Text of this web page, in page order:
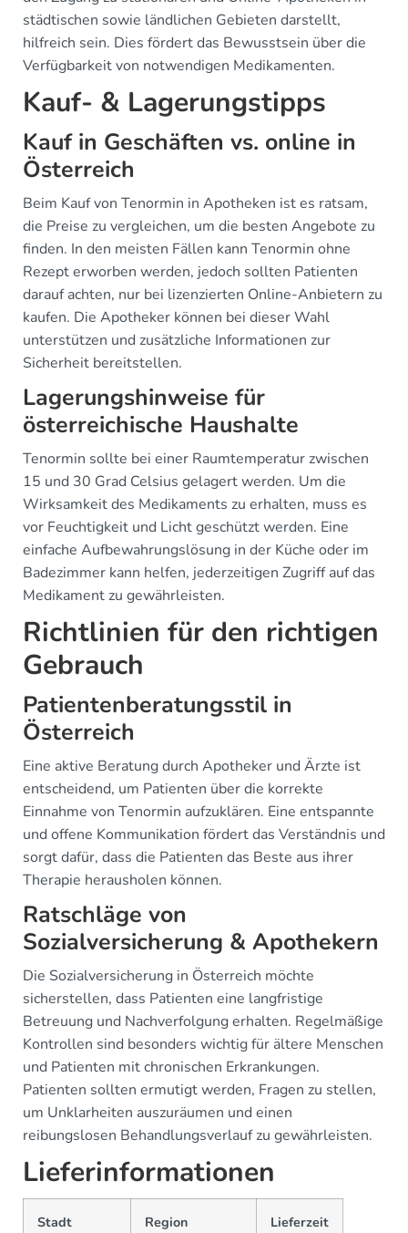
städtischen sowie ländlichen Gebieten darstellt,
hilfreich sein. Dies fördert das Bewusstsein über die
Verfügbarkeit von notwendigen Medikamenten.
Kauf- & Lagerungstipps
Kauf in Geschäften vs. online in
Österreich
Beim Kauf von Tenormin in Apotheken ist es ratsam,
die Preise zu vergleichen, um die besten Angebote zu
finden. In den meisten Fällen kann Tenormin ohne
Rezept erworben werden, jedoch sollten Patienten
darauf achten, nur bei lizenzierten Online-Anbietern zu
kaufen. Die Apotheker können bei dieser Wahl
unterstützen und zusätzliche Informationen zur
Sicherheit bereitstellen.
Lagerungshinweise für
österreichische Haushalte
Tenormin sollte bei einer Raumtemperatur zwischen
15 und 30 Grad Celsius gelagert werden. Um die
Wirksamkeit des Medikaments zu erhalten, muss es
vor Feuchtigkeit und Licht geschützt werden. Eine
einfache Aufbewahrungslösung in der Küche oder im
Badezimmer kann helfen, jederzeitigen Zugriff auf das
Medikament zu gewährleisten.
Richtlinien für den richtigen
Gebrauch
Patientenberatungsstil in
Österreich
Eine aktive Beratung durch Apotheker und Ärzte ist
entscheidend, um Patienten über die korrekte
Einnahme von Tenormin aufzuklären. Eine entspannte
und offene Kommunikation fördert das Verständnis und
sorgt dafür, dass die Patienten das Beste aus ihrer
Therapie herausholen können.
Ratschläge von
Sozialversicherung & Apothekern
Die Sozialversicherung in Österreich möchte
sicherstellen, dass Patienten eine langfristige
Betreuung und Nachverfolgung erhalten. Regelmäßige
Kontrollen sind besonders wichtig für ältere Menschen
und Patienten mit chronischen Erkrankungen.
Patienten sollten ermutigt werden, Fragen zu stellen,
um Unklarheiten auszuräumen und einen
reibungslosen Behandlungsverlauf zu gewährleisten.
Lieferinformationen
Stadt Region Lieferzeit